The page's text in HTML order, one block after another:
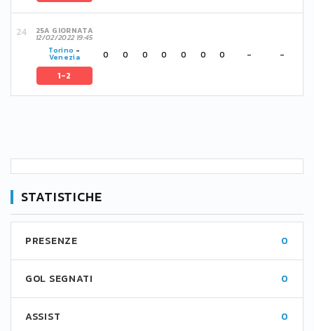
25A GIORNATA
12/02/2022 19:45
Torino -
Venezia
1-2
0 0 0 0 0 0 0 - -
STATISTICHE
PRESENZE 0
GOL SEGNATI 0
ASSIST 0